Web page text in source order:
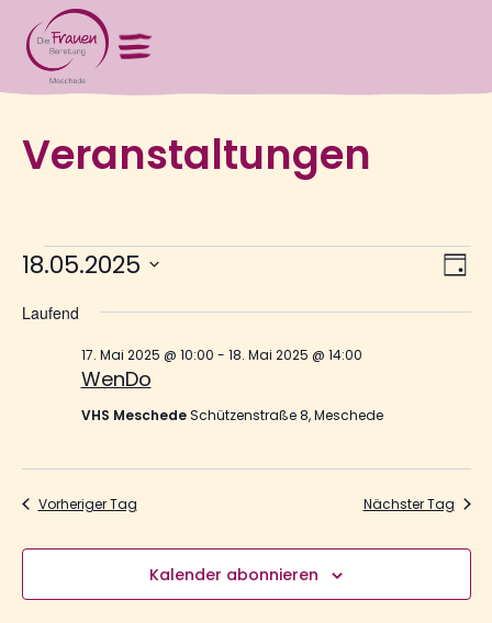
Veranstaltungen
Tag
18.05.2025
wählen.
Laufend
WenDo
17. Mai 2025 @ 10:00 - 18. Mai 2025 @ 14:00
VHS MeschedeSchützenstraße 8, Meschede
Vorheriger Tag Nächster Tag
Kalender abonnieren